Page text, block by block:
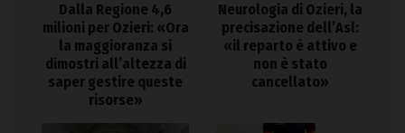
Dalla Regione 4,6
milioni per Ozieri: «Ora
la maggioranza si
dimostri all’altezza di
saper gestire queste
risorse»
Neurologia di Ozieri, la
precisazione dell’Asl:
«il reparto è attivo e
non è stato
cancellato»